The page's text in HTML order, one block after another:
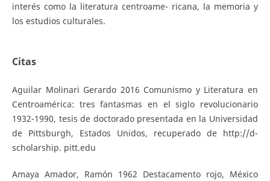
interés como la literatura centroame- ricana, la memoria y
los estudios culturales.
Citas
Aguilar Molinari Gerardo 2016 Comunismo y Literatura en
Centroamérica: tres fantasmas en el siglo revolucionario
1932-1990, tesis de doctorado presentada en la Universidad
de Pittsburgh, Estados Unidos, recuperado de http://d-
scholarship. pitt.edu
Amaya Amador, Ramón 1962 Destacamento rojo, México